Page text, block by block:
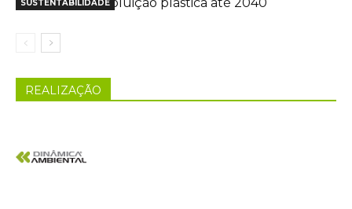
SUSTENTABILIDADEpoluição plástica até 2040
REALIZAÇÃO